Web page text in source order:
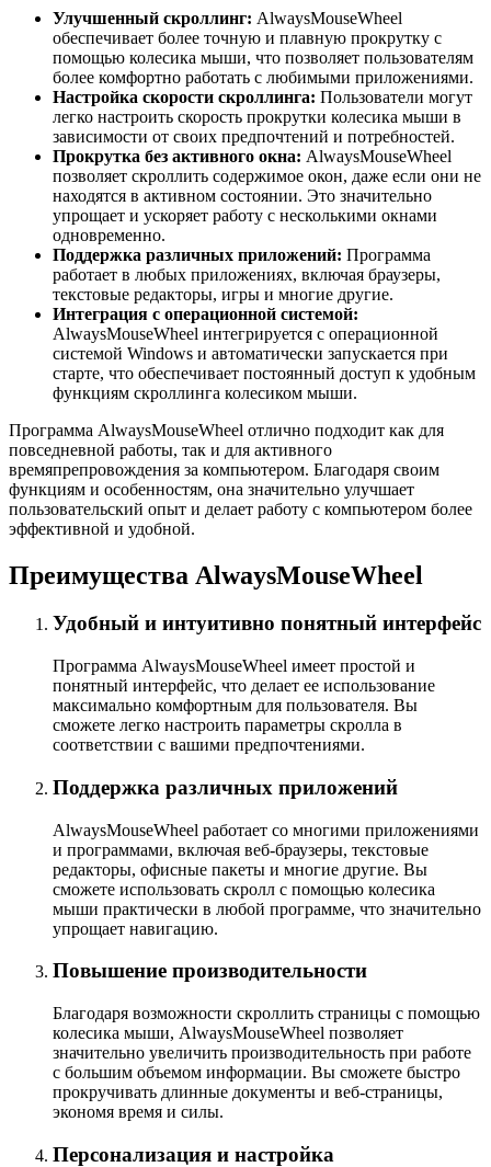
Улучшенный скроллинг: AlwaysMouseWheel
обеспечивает более точную и плавную прокрутку с
помощью колесика мыши, что позволяет пользователям
более комфортно работать с любимыми приложениями.
Настройка скорости скроллинга: Пользователи могут
легко настроить скорость прокрутки колесика мыши в
зависимости от своих предпочтений и потребностей.
Прокрутка без активного окна: AlwaysMouseWheel
позволяет скроллить содержимое окон, даже если они не
находятся в активном состоянии. Это значительно
упрощает и ускоряет работу с несколькими окнами
одновременно.
Поддержка различных приложений: Программа
работает в любых приложениях, включая браузеры,
текстовые редакторы, игры и многие другие.
Интеграция с операционной системой:
AlwaysMouseWheel интегрируется с операционной
системой Windows и автоматически запускается при
старте, что обеспечивает постоянный доступ к удобным
функциям скроллинга колесиком мыши.
Программа AlwaysMouseWheel отлично подходит как для
повседневной работы, так и для активного
времяпрепровождения за компьютером. Благодаря своим
функциям и особенностям, она значительно улучшает
пользовательский опыт и делает работу с компьютером более
эффективной и удобной.
Преимущества AlwaysMouseWheel
Удобный и интуитивно понятный интерфейс
Программа AlwaysMouseWheel имеет простой и
понятный интерфейс, что делает ее использование
максимально комфортным для пользователя. Вы
сможете легко настроить параметры скролла в
соответствии с вашими предпочтениями.
Поддержка различных приложений
AlwaysMouseWheel работает со многими приложениями
и программами, включая веб-браузеры, текстовые
редакторы, офисные пакеты и многие другие. Вы
сможете использовать скролл с помощью колесика
мыши практически в любой программе, что значительно
упрощает навигацию.
Повышение производительности
Благодаря возможности скроллить страницы с помощью
колесика мыши, AlwaysMouseWheel позволяет
значительно увеличить производительность при работе
с большим объемом информации. Вы сможете быстро
прокручивать длинные документы и веб-страницы,
экономя время и силы.
Персонализация и настройка